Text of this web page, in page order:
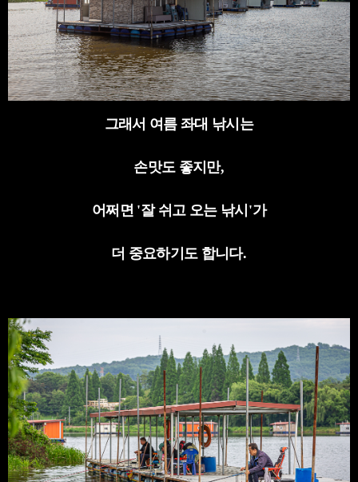
그래서 여름 좌대 낚시는
손맛도 좋지만,
어쩌면 '잘 쉬고 오는 낚시 '가
더 중요하기도 합니다.